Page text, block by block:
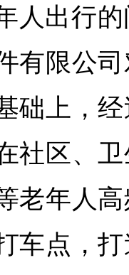
人出行
有限公
础上，
社区、
老年人
车点，